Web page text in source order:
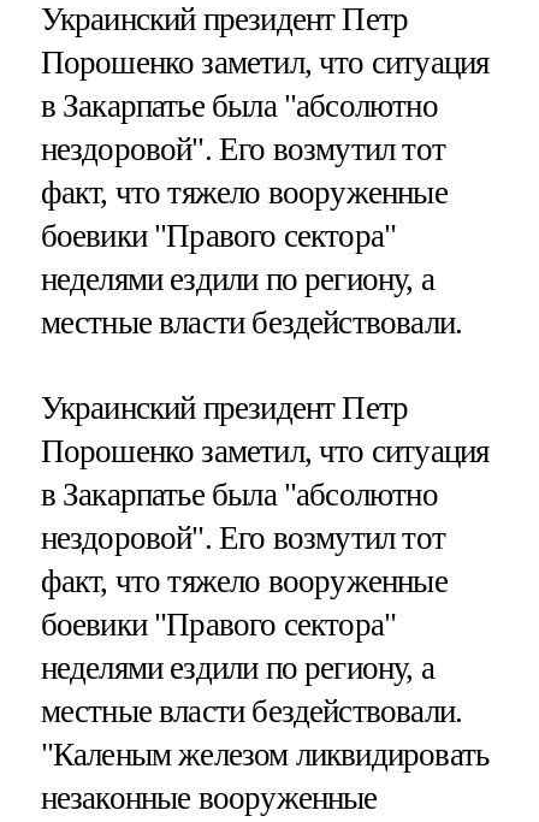
Украинский президент Петр
Порошенко заметил, что ситуация
в Закарпатье была "абсолютно
нездоровой". Его возмутил тот
факт, что тяжело вооруженные
боевики "Правого сектора"
неделями ездили по региону, а
местные власти бездействовали.
Украинский президент Петр
Порошенко заметил, что ситуация
в Закарпатье была "абсолютно
нездоровой". Его возмутил тот
факт, что тяжело вооруженные
боевики "Правого сектора"
неделями ездили по региону, а
местные власти бездействовали.
"Каленым железом ликвидировать
незаконные вооруженные